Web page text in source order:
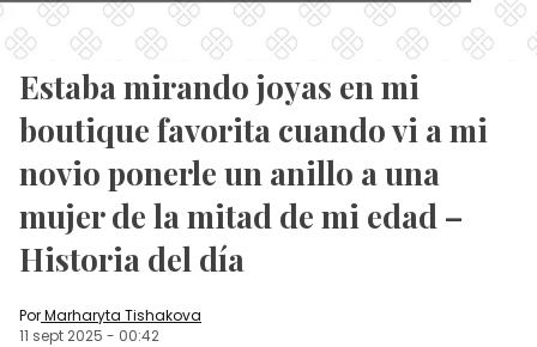
Estaba mirando joyas en mi
boutique favorita cuando vi a mi
novio ponerle un anillo a una
mujer de la mitad de mi edad –
Historia del día
PorMarharyta Tishakova
11 sept 2025 - 00:42